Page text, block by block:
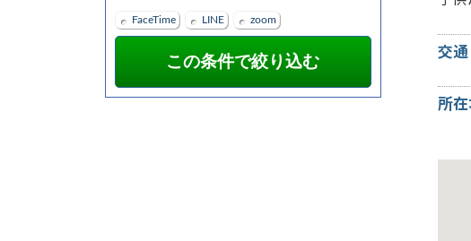
交通
所在
FaceTime LINE zoom